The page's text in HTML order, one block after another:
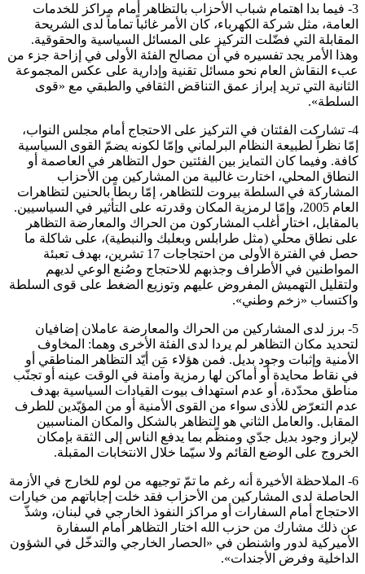
3- فيما بدا اهتمام شباب الأحزاب بالتظاهر أمام مراكز للخدمات
العامة، مثل شركة الكهرباء، كان الأمر غائباً تماماً لدى الشريحة
المقابلة التي فضّلت التركيز على المسائل السياسية والحقوقية.
وهذا الأمر يجد تفسيره في أن مصالح الفئة الأولى في إزاحة جزء من
عبء النقاش العام نحو مسائل تقنية وإدارية على عكس المجموعة
الثانية التي تريد إبراز عمق التناقض الثقافي والطبقي مع «قوى
السلطة».
4- تشاركت الفئتان في التركيز على الاحتجاج أمام مجلس النواب،
إمّا نظراً لطبيعة النظام البرلماني وإمّا لكونه يضمّ القوى السياسية
كافة. وفيما كان التمايز بين الفئتين حول التظاهر في العاصمة أو
النطاق المحلي، اختارت غالبية من المشاركين من الأحزاب
المشاركة في السلطة بيروت للتظاهر، إمّا ربطاً بالحنين لتظاهرات
العام 2005، وإمّا لرمزية المكان وقدرته على التأثير في السياسيين.
بالمقابل، اختار أغلب المشاركون من الحراك والمعارضة التظاهر
على نطاق محلّي (مثل طرابلس وبعلبك والنبطية)، على شاكلة ما
حصل في الفترة الأولى من احتجاجات 17 تشرين، بهدف تعبئة
المواطنين في الأطراف وجذبهم للاحتجاج وصُنع الوعي لديهم
ولتقليل التهميش المفروض عليهم وتوزيع الضغط على قوى السلطة
واكتساب «زخم وطني».
5- برز لدى المشاركين من الحراك والمعارضة عاملان إضافيان
لتحديد مكان التظاهر لم يردا لدى الفئة الأخرى وهما: المخاوف
الأمنية وإثبات وجود بديل. فمن هؤلاء مَن أيّد التظاهر المناطقي أو
في نقاط محايدة أو أماكن لها رمزية وآمنة في الوقت عينه أو تجنّب
مناطق محدّدة، أو عدم استهداف بيوت القيادات السياسية بهدف
عدم التعرّض للأذى سواء من القوى الأمنية أو من المؤيّدين للطرف
المقابل. والعامل الثاني هو التظاهر بالشكل والمكان المناسبين
لإبراز وجود بديل جدّي ومنظّم بما يدفع الناس إلى الثقة بإمكان
الخروج على الوضع القائم ولا سيّما خلال الانتخابات المقبلة.
6- الملاحظة الأخيرة أنه رغم ما تمّ توجيهه من لوم للخارج في الأزمة
الحاصلة لدى المشاركين من الأحزاب فقد خلت إجاباتهم من خيارات
الاحتجاج أمام السفارات أو مراكز النفوذ الخارجي في لبنان، وشذّ
عن ذلك مشارك من حزب الله اختار التظاهر أمام السفارة
الأميركية لدور واشنطن في «الحصار الخارجي والتدخّل في الشؤون
الداخلية وفرض الأجندات».